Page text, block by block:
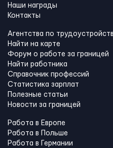
Наши награды
Контакты
Агентства по
Найти на карте
Форум о работе за границей
Найти работника
Справочник профессий
Статистика зарплат
Полезные статьи
Новости за границей
Работа в Европе
Работа в Польше
Работа в Германии